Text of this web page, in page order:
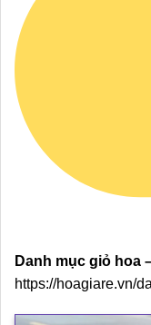
Danh mục giỏ hoa
https://hoagiare.vn/